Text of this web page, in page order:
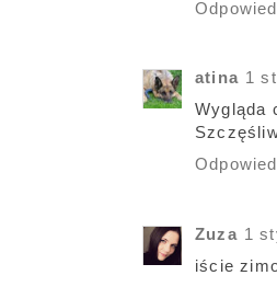
atina 1
Wygląda
Zuza 1
iście